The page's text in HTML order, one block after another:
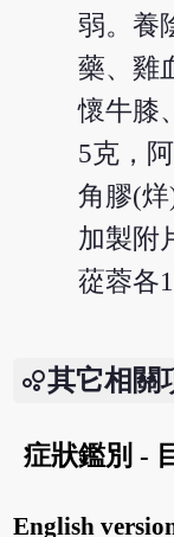
弱。養
藥、雞
懷牛膝
5克，
角膠(
加製附
蓯蓉各
其它相關
症狀鑑別 -
English